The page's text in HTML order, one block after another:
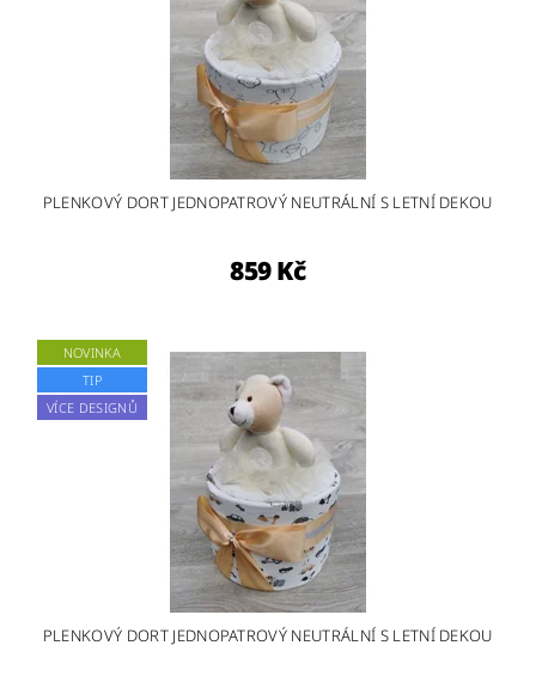
PLENKOVÝ DORT JEDNOPATROVÝ NEUTRÁLNÍ S LETNÍ DEKOU
859 Kč
NOVINKA
TIP
VÍCE DESIGNŮ
PLENKOVÝ DORT JEDNOPATROVÝ NEUTRÁLNÍ S LETNÍ DEKOU